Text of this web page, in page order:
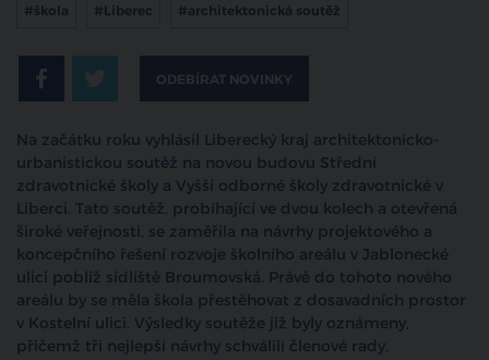
#škola #Liberec #architektonická soutěž
ODEBÍRAT NOVINKY
Na začátku roku vyhlásil Liberecký kraj architektonicko-
urbanistickou soutěž na novou budovu Střední
zdravotnické školy a Vyšší odborné školy zdravotnické v
Liberci. Tato soutěž, probíhající ve dvou kolech a otevřená
široké veřejnosti, se zaměřila na návrhy projektového a
koncepčního řešení rozvoje školního areálu v Jablonecké
ulici poblíž sídliště Broumovská. Právě do tohoto nového
areálu by se měla škola přestěhovat z dosavadních prostor
v Kostelní ulici. Výsledky soutěže již byly oznámeny,
přičemž tři nejlepší návrhy schválili členové rady.